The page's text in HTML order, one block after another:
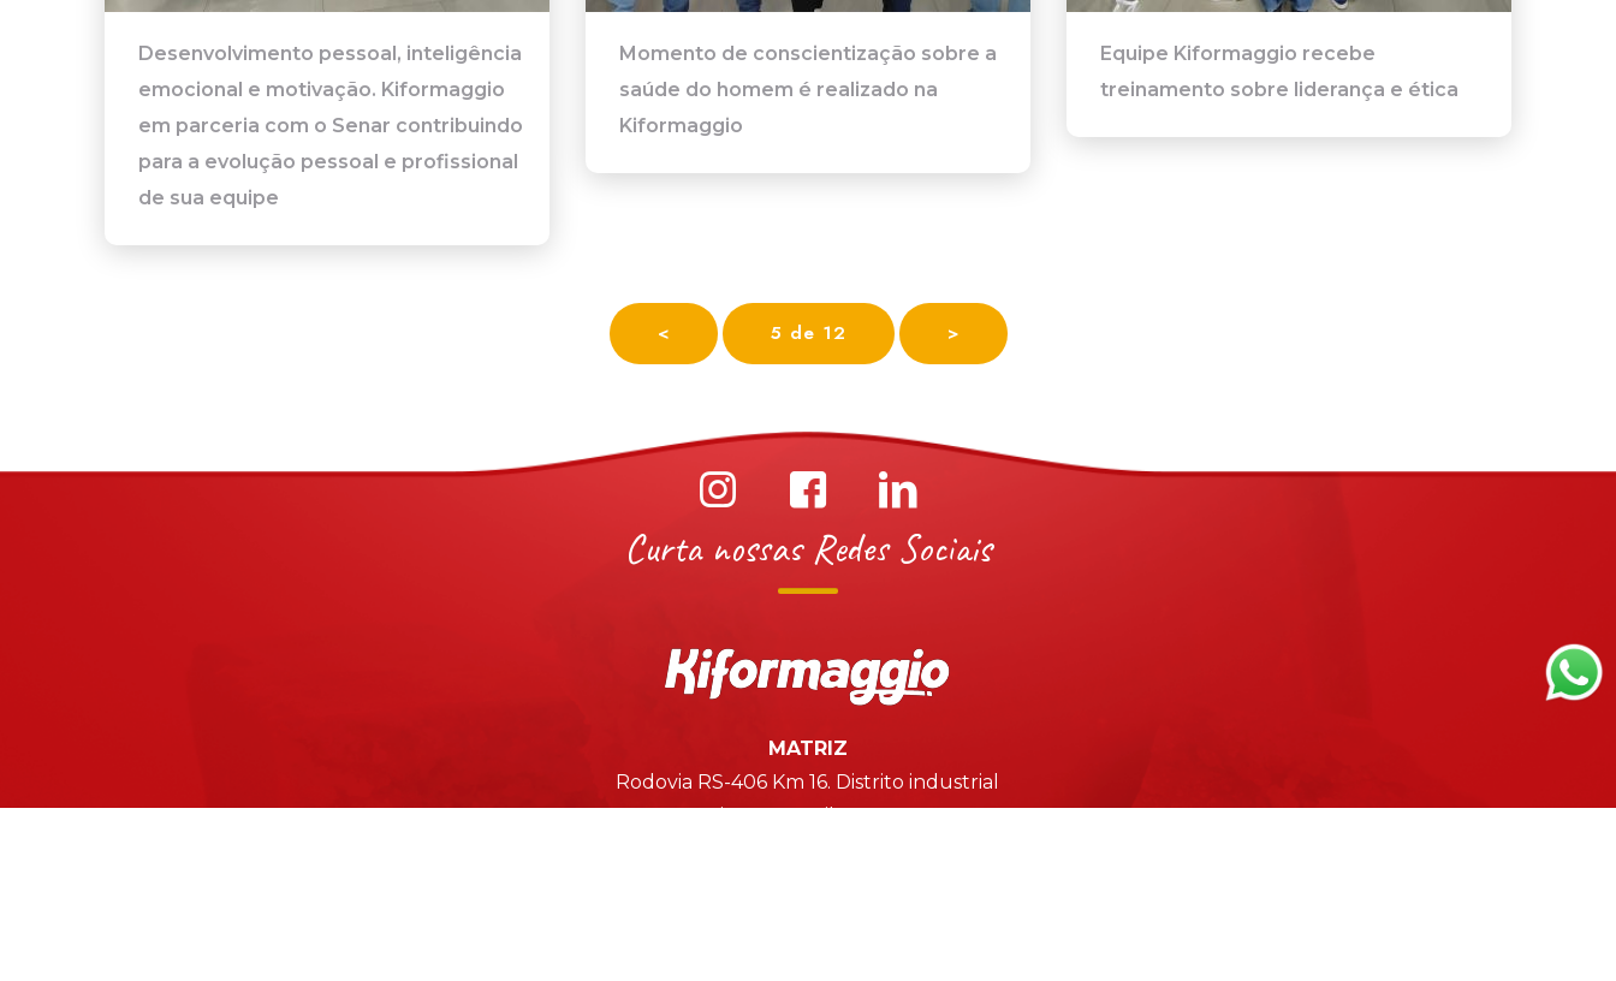
Desenvolvimento pessoal, inteligência
emocional e motivação. Kiformaggio
em parceria com o Senar contribuindo
para a evolução pessoal e profissional
de sua equipe
Momento de conscientização sobre a
saúde do homem é realizado na
Kiformaggio
Equipe Kiformaggio recebe
treinamento sobre liderança e ética
< 5 de 12 >
Curta nossas Redes Sociais
MATRIZ
Rodovia RS-406 Km 16. Distrito industrial
Nonoai - RS - Brasil - 99600-000